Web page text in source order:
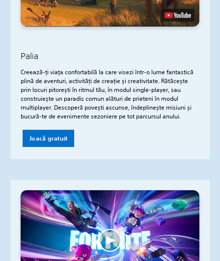
Palia
Creează-ți viața confortabilă la care visezi într-o lume fantastică
plină de aventuri, activități de creație și creativitate. Rătăcește
prin locuri pitorești în ritmul tău, în modul single-player, sau
construiește un paradis comun alături de prieteni în modul
multiplayer. Descoperă povești ascunse, îndeplinește misiuni și
bucură-te de evenimente sezoniere pe tot parcursul anului.
Joacă gratuit